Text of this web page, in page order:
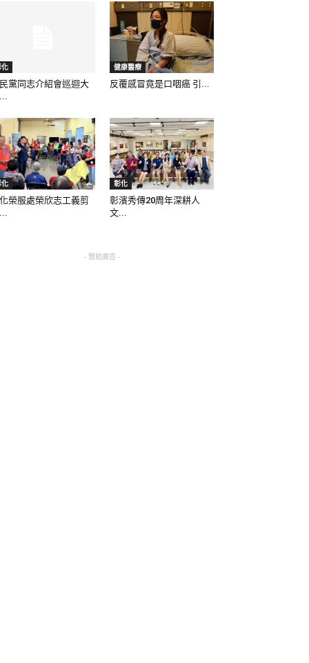
黨同志介紹會巡迴大
健康醫療
反覆感冒竟是口咽癌 引...
榮服處榮欣志工義剪
彰化
彰濱秀傳20周年深耕人
文...
- 贊助廣告 -